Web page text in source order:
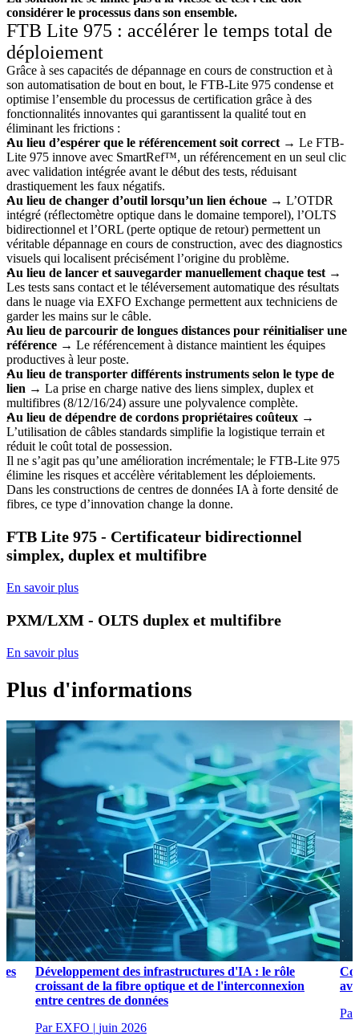
considérer le processus dans son ensemble.
FTB Lite 975 : accélérer le temps total de
déploiement
Grâce à ses capacités de dépannage en cours de construction et à
son automatisation de bout en bout, le FTB-Lite 975 condense et
optimise l’ensemble du processus de certification grâce à des
fonctionnalités innovantes qui garantissent la qualité tout en
éliminant les frictions :
Au lieu d’espérer que le référencement soit correct → Le FTB-
Lite 975 innove avec SmartRef™, un référencement en un seul clic
avec validation intégrée avant le début des tests, réduisant
drastiquement les faux négatifs.
Au lieu de changer d’outil lorsqu’un lien échoue → L’OTDR
intégré (réflectomètre optique dans le domaine temporel), l’OLTS
bidirectionnel et l’ORL (perte optique de retour) permettent un
véritable dépannage en cours de construction, avec des diagnostics
visuels qui localisent précisément l’origine du problème.
Au lieu de lancer et sauvegarder manuellement chaque test →
Les tests sans contact et le téléversement automatique des résultats
dans le nuage via EXFO Exchange permettent aux techniciens de
garder les mains sur le câble.
Au lieu de parcourir de longues distances pour réinitialiser une
référence → Le référencement à distance maintient les équipes
productives à leur poste.
Au lieu de transporter différents instruments selon le type de
lien → La prise en charge native des liens simplex, duplex et
multifibres (8/12/16/24) assure une polyvalence complète.
Au lieu de dépendre de cordons propriétaires coûteux →
L’utilisation de câbles standards simplifie la logistique terrain et
réduit le coût total de possession.
Il ne s’agit pas qu’une amélioration incrémentale; le FTB-Lite 975
élimine les risques et accélère véritablement les déploiements.
Dans les constructions de centres de données IA à forte densité de
fibres, ce type d’innovation change la donne.
FTB Lite 975 - Certificateur bidirectionnel
simplex, duplex et multifibre
En savoir plus
PXM/LXM - OLTS duplex et multifibre
En savoir plus
Plus d'informations
Développement des infrastructures d'IA : le rôle
croissant de la fibre optique et de l'interconnexion
entre centres de données
Par EXFO
juin 2026